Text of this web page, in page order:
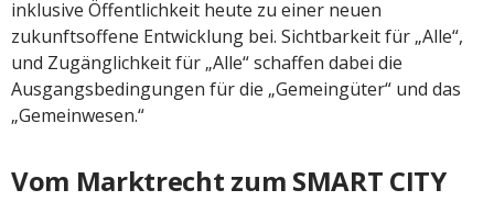
inklusive Öffentlichkeit heute zu einer neuen
zukunftsoffene Entwicklung bei. Sichtbarkeit für „Alle“,
und Zugänglichkeit für „Alle“ schaffen dabei die
Ausgangsbedingungen für die „Gemeingüter“ und das
„Gemeinwesen.“
Vom Marktrecht zum SMART CITY